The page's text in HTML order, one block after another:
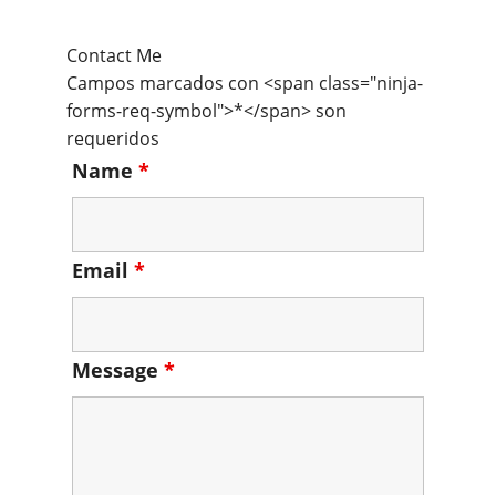
Contact Me
Campos marcados con <span class="ninja-
forms-req-symbol">*</span> son
requeridos
Name *
Email *
Message *